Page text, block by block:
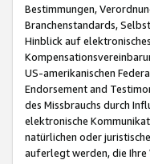
Bestimmungen,
Branchenstandards,
Hinblick auf
US-amerikanischen
Endorsement and
des Missbrauchs durch
elektronische
natürlichen oder
auferlegt werden, die Ihre